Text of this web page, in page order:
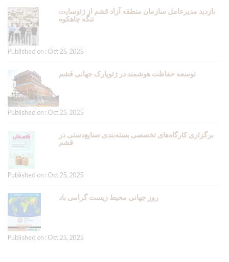
بازدید مدیرعامل سازمان منطقه آزاد قشم از ژئوسایت
تنگه چاهکوه
Published on : Oct 25, 2025
توسعه حفاظت هوشمند در ژئوپارک جهانی قشم
Published on : Oct 25, 2025
برگزاری کارگاه‌های تخصصی بسته‌بندی صنایع‌دستی در
قشم
Published on : Oct 25, 2025
روز جهانی محیط زیست گرامی باد
Published on : Oct 25, 2025